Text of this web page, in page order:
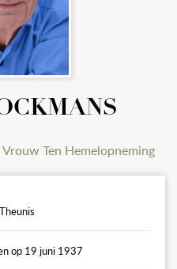
Ten Hemelopneming
op 19 juni 1937